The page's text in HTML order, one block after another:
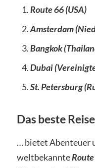
Route 66 (USA)
Amsterdam
Bangkok
Dubai
St. Petersburg
Das beste
… bietet Abenteuer
weltbekannte